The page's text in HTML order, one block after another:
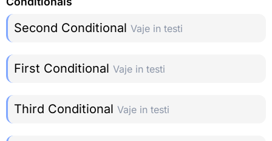
Second Conditional Vaje in testi
First Conditional Vaje in testi
Third Conditional Vaje in testi